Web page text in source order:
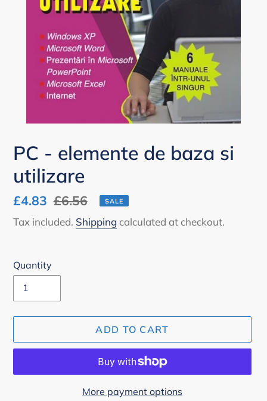
PC - elemente de baza si
utilizare
Sale
price
£4.83 Regular
price
£6.56 SALE
Tax included. Shipping calculated at checkout.
Quantity
ADD TO CART
More payment options